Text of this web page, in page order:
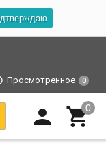
Просмотренное 0